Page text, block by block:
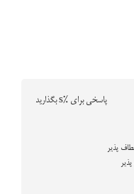
پاسخی برای %s بگذارید
پذیر